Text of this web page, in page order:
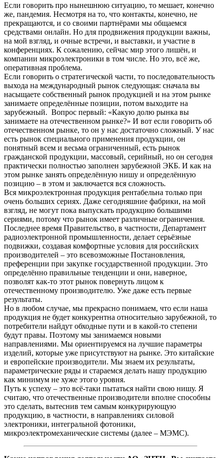
Если говорить про нынешнюю ситуацию, то мешает, конечно
же, пандемия. Несмотря на то, что контакты, конечно, не
прекращаются, и со своими партнёрами мы общаемся
средствами онлайн. Но для продвижения продукции важны,
на мой взгляд, и очные встречи, и выставки, и участие в
конференциях. К сожалению, сейчас мир этого лишён, и
компании микроэлектроники в том числе. Но это, всё же,
оперативная проблема.
Если говорить о стратегической части, то последовательность
выхода на международный рынок следующая: сначала вы
насыщаете собственный рынок продукцией и на этом рынке
занимаете определённые позиции, потом выходите на
зарубежный. Вопрос первый: «Какую долю рынка вы
занимаете на отечественном рынке?» И вот если говорить об
отечественном рынке, то он у нас достаточно сложный. У нас
есть рынок специального применения продукции, он
понятный всем и весьма ограниченный, есть рынок
гражданской продукции, массовый, серийный, но он сегодня
практически полностью заполнен зарубежной ЭКБ. И как на
этом рынке занять определённую нишу и определённую
позицию – в этом и заключается вся сложность.
Вся микроэлектронная продукция рентабельна только при
очень больших сериях. Даже сегодняшние фабрики, на мой
взгляд, не могут пока выпускать продукцию большими
сериями, потому что рынок имеет различные ограничения.
Последнее время Правительство, в частности, Департамент
радиоэлектронной промышленности, делает серьёзные
подвижки, создавая комфортные условия для российских
производителей – это всевозможные Постановления,
преференции при закупке государственной продукции. Это
определённо правильные тенденции и они, наверное,
позволят как-то этот рынок повернуть лицом к
отечественному производителю. Уже даже есть первые
результаты.
Но в любом случае, мы прекрасно понимаем, что если наша
продукция не будет конкурентна относительно зарубежной, то
потребители найдут обходные пути и в какой-то степени
будут правы. Поэтому мы занимаемся новыми
направлениями. Мы ориентируемся на лучшие параметры
изделий, которые уже присутствуют на рынке. Это китайские
и европейские производители. Мы знаем их результаты,
параметрические ряды и стараемся делать нашу продукцию
как минимум не хуже этого уровня.
Путь к успеху – это всё-таки пытаться найти свою нишу. Я
считаю, что отечественные производители вполне способны
это сделать, вытеснив тем самым конкурирующую
продукцию, в частности, в направлениях силовой
электроники, интегральной фотоники,
микроэлектромеханические системы (далее – МЭМС).